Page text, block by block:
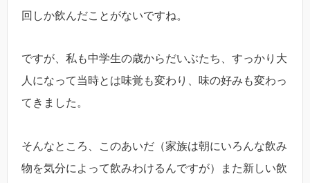
回しか飲んだことがないですね。
ですが、私も中学生の歳からだいぶたち、すっかり大
人になって当時とは味覚も変わり、味の好みも変わっ
てきました。
そんなところ、このあいだ（家族は朝にいろんな飲み
物を気分によって飲みわけるんですが）また新しい飲